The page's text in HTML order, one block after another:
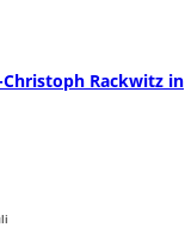
Rackwitz in